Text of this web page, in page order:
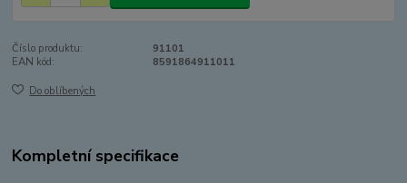
Číslo produktu:
91101
EAN kód:
8591864911011
Do oblíbených
Kompletní specifikace